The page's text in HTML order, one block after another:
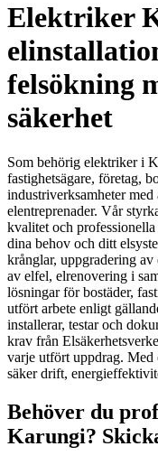
Elektriker
felsökning
säkerhet
Som behörig elektriker i
fastighetsägare, företag,
industriverksamheter
elentreprenader. Vår
kvalitet och professionella
dina behov och ditt
krånglar, uppgradering
av elfel, elrenovering i
lösningar för bostäder,
utfört arbete enligt
installerar, testar och
krav från
varje utfört uppdrag.
säker drift,
Behöver du
Karungi?